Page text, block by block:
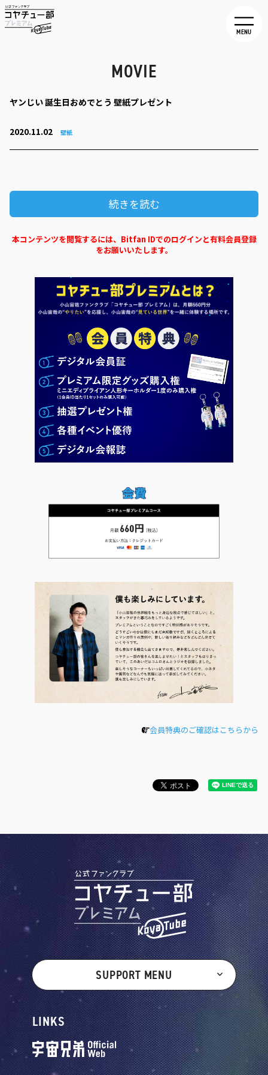
MENU
MOVIE
ヤンじい 誕生日おめでとう 壁紙プレゼント
2020.11.02 壁紙
続きを読む
本コンテンツを閲覧するには、Bitfan IDでのログインと有料会員登録
をお願いいたします。
会員特典のご確認はこちらから
SUPPORT MENU
LINKS